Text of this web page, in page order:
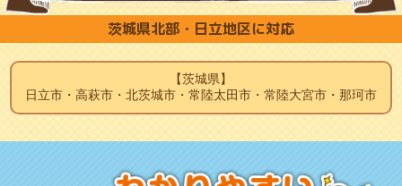
茨城県北部・日立地区に対応
【茨城県】
日立市・高萩市・北茨城市・常陸太田市・常陸大宮市・那珂市